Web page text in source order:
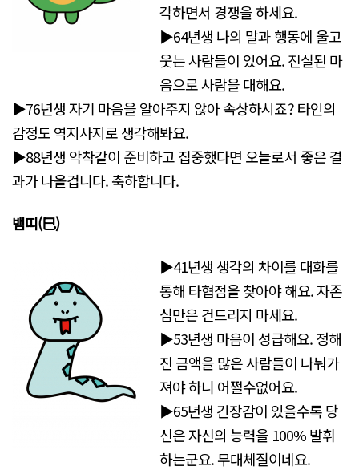
각하면서 경쟁을 하세요.
▶64년생 나의 말과 행동에 울고
웃는 사람들이 있어요. 진실된 마
음으로 사람을 대해요.
▶76년생 자기 마음을 알아주지 않아 속상하시죠? 타인의
감정도 역지사지로 생각해봐요.
▶88년생 악착같이 준비하고 집중했다면 오늘로서 좋은 결
과가 나올겁니다. 축하합니다.
뱀띠(巳)
▶41년생 생각의 차이를 대화를
통해 타협점을 찾아야 해요. 자존
심만은 건드리지 마세요.
▶53년생 마음이 성급해요. 정해
진 금액을 많은 사람들이 나눠가
져야 하니 어쩔수없어요.
▶65년생 긴장감이 있을수록 당
신은 자신의 능력을 100% 발휘
하는군요. 무대체질이네요.